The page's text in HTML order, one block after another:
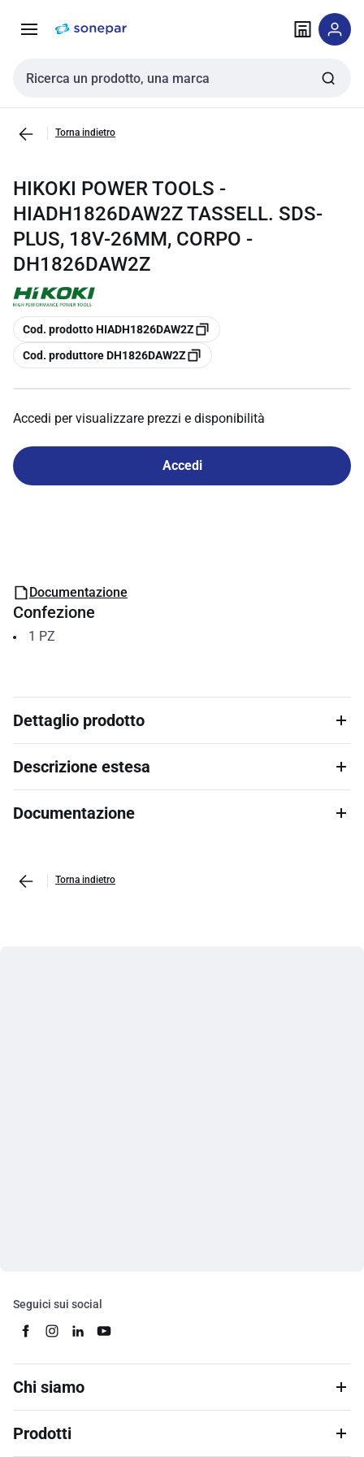
navigazione alla
Cerca input
Torna indietro
HIKOKI POWER TOOLS -
HIADH1826DAW2Z TASSELL. SDS-
PLUS, 18V-26MM, CORPO -
DH1826DAW2Z
copia
Cod. prodotto HIADH1826DAW2Z
copia
Cod. produttore DH1826DAW2Z
Accedi per visualizzare prezzi e disponibilità
Accedi
Documentazione
Confezione
1 PZ
Dettaglio prodotto
Descrizione estesa
Documentazione
Torna indietro
Seguici sui social
Chi siamo
Prodotti